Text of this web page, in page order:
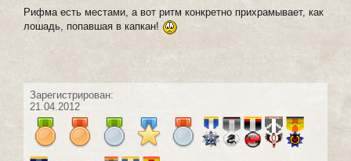
Рифма есть местами, а вот ритм конкретно прихрамывает, как
лошадь, попавшая в капкан!
Зарегистрирован:
21.04.2012